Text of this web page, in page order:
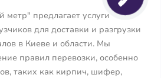
предлагает услуги
для доставки и разгрузки
в Киеве и области. Мы
правил перевозки, особенно
таких как кирпич, шифер,